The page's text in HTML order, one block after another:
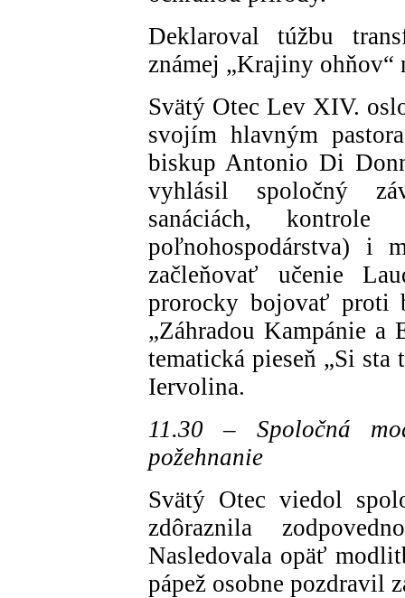
Deklaroval túžbu
známej „Krajiny ohňov“
Svätý Otec Lev XIV.
svojím hlavným
biskup Antonio Di
vyhlásil spoločný
sanáciách,
poľnohospodárstva) i
začleňovať učenie
prorocky bojovať proti
„Záhradou Kampánie a
tematická pieseň „Si sta
Iervolina.
11.30 – Spoločná
požehnanie
Svätý Otec viedol
zdôraznila
Nasledovala opäť
pápež osobne pozdravil